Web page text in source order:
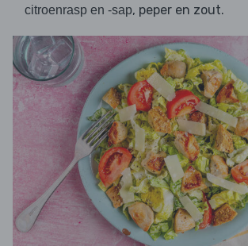
citroenrasp en -sap, peper en zout.